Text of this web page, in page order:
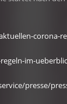
corona-
im-
presse/